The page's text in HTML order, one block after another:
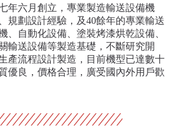
年六月創立，專業製造輸送設備機
規劃設計經驗，及40餘年的專業輸送
、自動化設備、塗裝烤漆烘乾設備、
輸送設備等製造基礎，不斷研究開
產流程設計製造，目前機型已達數十
優良，價格合理，廣受國內外用戶歡